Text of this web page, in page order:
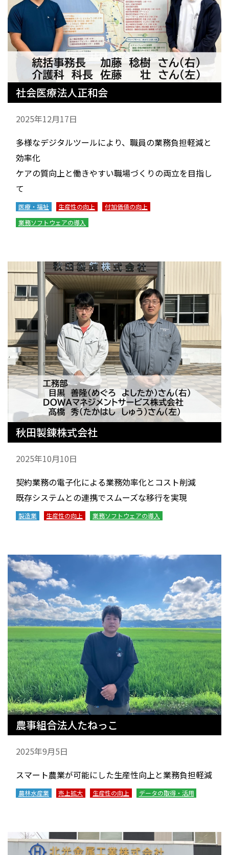
社会医療法人正和会
2025年12月17日
多様なデジタルツールにより、職員の業務負担軽減と
効率化
ケアの質向上と働きやすい職場づくりの両立を目指し
て
医療・福祉 生産性の向上
付加価値の向上
業務ソフトウェアの導入
秋田製錬株式会社
2025年10月10日
契約業務の電子化による業務効率化とコスト削減
既存システムとの連携でスムーズな移行を実現
製造業 生産性の向上 業務ソフトウェアの導入
農事組合法人たねっこ
2025年9月5日
スマート農業が可能にした生産性向上と業務負担軽減
農林水産業 売上拡大 生産性の向上 データの取得・活用